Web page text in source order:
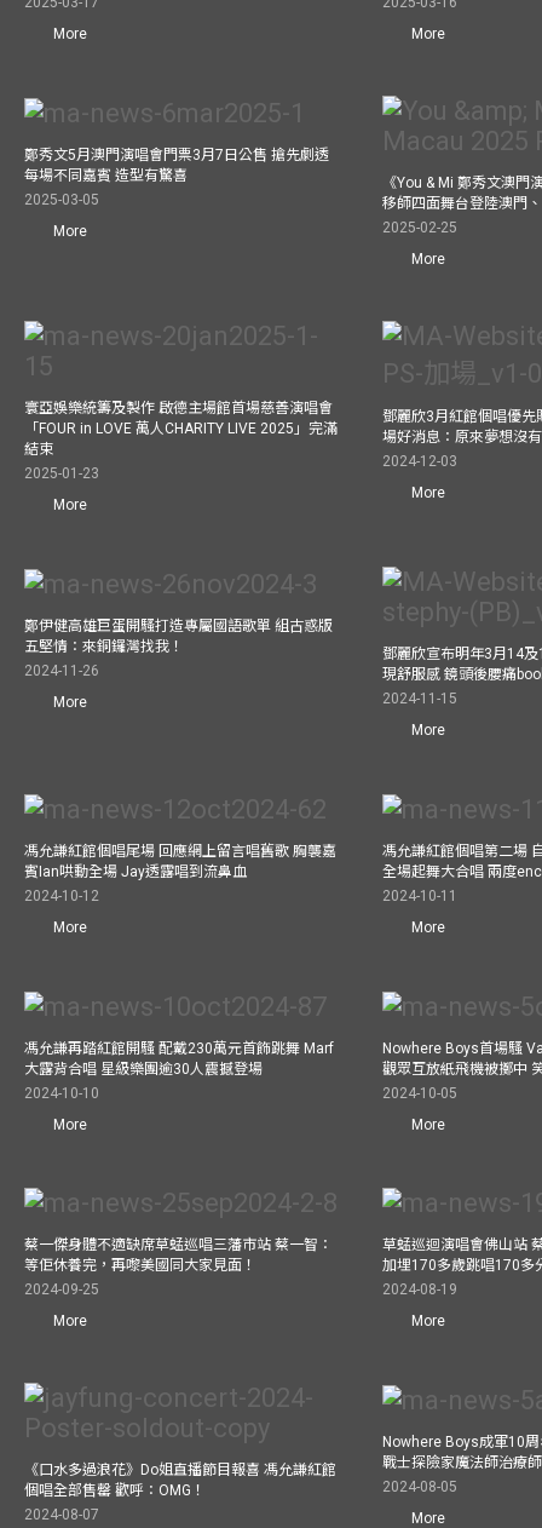
More
More
鄭秀文5月澳門演唱會門票3月7日公售 搶先劇透
每場不同嘉賓 造型有驚喜
2025-03-05
More
《You & Mi 鄭秀文澳門
移師四面舞台登陸澳門
2025-02-25
More
寰亞娛樂統籌及製作 啟德主場館首場慈善演唱會
「FOUR in LOVE 萬人CHARITY LIVE 2025」完滿
結束
2025-01-23
More
鄧麗欣3月紅館個唱優先
場好消息：原來夢想沒
2024-12-03
More
鄭伊健高雄巨蛋開騷打造專屬國語歌單 組古惑版
五堅情：來銅鑼灣找我！
2024-11-26
More
鄧麗欣宣布明年3月14
現舒服感 鏡頭後腰痛
2024-11-15
More
馮允謙紅館個唱尾場 回應網上留言唱舊歌 胸襲嘉
賓Ian哄動全場 Jay透露唱到流鼻血
2024-10-12
More
馮允謙紅館個唱第二場
全場起舞大合唱 兩度
2024-10-11
More
馮允謙再踏紅館開騷 配戴230萬元首飾跳舞 Marf
大露背合唱 星級樂團逾30人震撼登場
2024-10-10
More
Nowhere Boys首場騷
觀眾互放紙飛機被擲中
2024-10-05
More
蔡一傑身體不適缺席草蜢巡唱三藩市站 蔡一智：
等佢休養完，再嚟美國同大家見面！
2024-09-25
More
草蜢巡迴演唱會佛山站
加埋170多歲跳唱170多
2024-08-19
More
《口水多過浪花》Do姐直播節目報喜 馮允謙紅館
個唱全部售罄 歡呼：OMG！
2024-08-07
Nowhere Boys成軍10
戰士探險家魔法師治療
2024-08-05
More